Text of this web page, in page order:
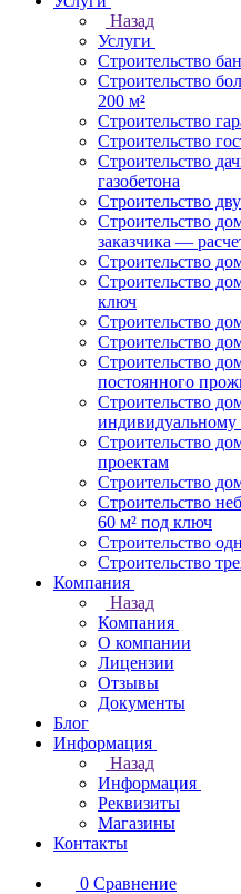
Назад
Услуги
Строительство
Строительство
200 м²
Строительство
Строительство
Строительство
газобетона
Строительство
Строительство
заказчика —
Строительство
Строительство
ключ
Строительство
Строительство
Строительство
постоянного
Строительство
индивидуальному
Строительство
проектам
Строительство
Строительство
60 м² под ключ
Строительство
Строительство
Компания
Назад
Компания
О компании
Лицензии
Отзывы
Документы
Блог
Информация
Назад
Информация
Реквизиты
Магазины
Контакты
0 Сравнение